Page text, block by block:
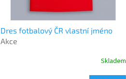
Dres fotbalový ČR vlastní jméno
Akce
Skladem